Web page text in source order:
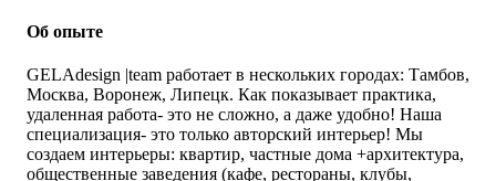
Об опыте
GELAdesign |team работает в нескольких городах: Тамбов,
Москва, Воронеж, Липецк. Как показывает практика,
удаленная работа- это не сложно, а даже удобно! Наша
специализация- это только авторский интерьер! Мы
создаем интерьеры: квартир, частные дома +архитектура,
общественные заведения (кафе, рестораны, клубы,